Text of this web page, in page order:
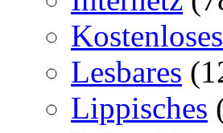
Kostenloses
Lesbares
Lippisches